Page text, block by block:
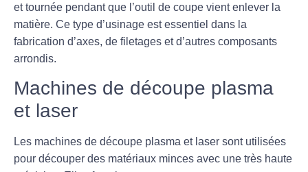
et tournée pendant que l’outil de coupe vient enlever la
matière. Ce type d’usinage est essentiel dans la
fabrication d’axes, de filetages et d’autres composants
arrondis.
Machines de découpe plasma
et laser
Les machines de découpe plasma et laser sont utilisées
pour découper des matériaux minces avec une très haute